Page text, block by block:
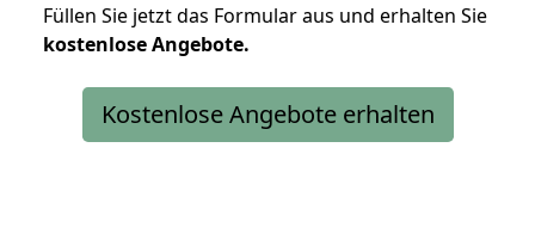
Füllen Sie jetzt das Formular aus und erhalten Sie
kostenloseAngebote.
Kostenlose Angebote erhalten